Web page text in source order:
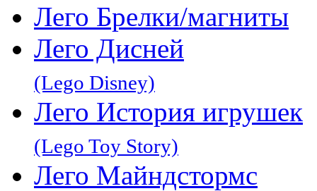
Лего Брелки/магниты
Лего Дисней
(Lego Disney)
Лего История игрушек
(Lego Toy Story)
Лего Майндстормс